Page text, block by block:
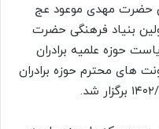
حضرت مهدی موعود عج
بنیاد فرهنگی حضرت
حوزه علمیه برادران
های محترم حوزه برادران